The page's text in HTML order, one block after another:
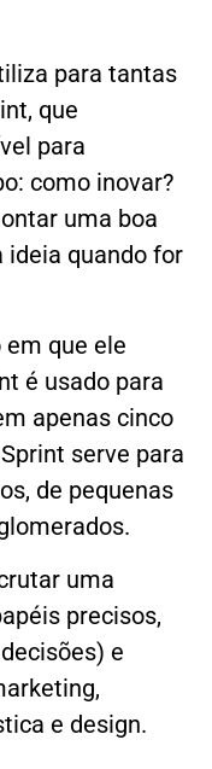
para tantas
que
para
como inovar?
uma boa
ideia quando for
em que ele
é usado para
apenas cinco
serve para
de pequenas
uma
precisos,
e
e design.